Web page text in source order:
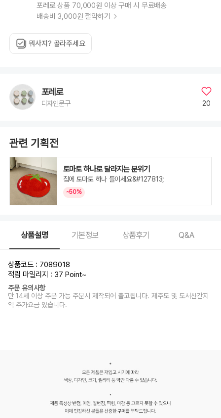
포레로 상품 70,000원 이상 구매 시 무료배송
배송비 3,000원 절약하기
뭐사지? 골라주세요
포레로
디자인문구 20
관련 기획전
토마토 하나로 달라지는 분위기
집에 토마토 하나 들이세요&#127813;
~50%
상품설명 기본정보 상품후기 Q&A
상품코드 : 7089018
적립 마일리지 : 37 Point~
주문 유의사항
만 14세 이상 주문 가능 주문시 제작되어 출고됩니다. 제주도 및 도서산간지
역 추가요금 있습니다.